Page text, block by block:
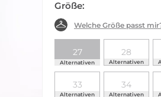
Größe:
Welche Größe passt
27
Alternativen
28
Alternativen
33
Alternativen
34
Alternativen